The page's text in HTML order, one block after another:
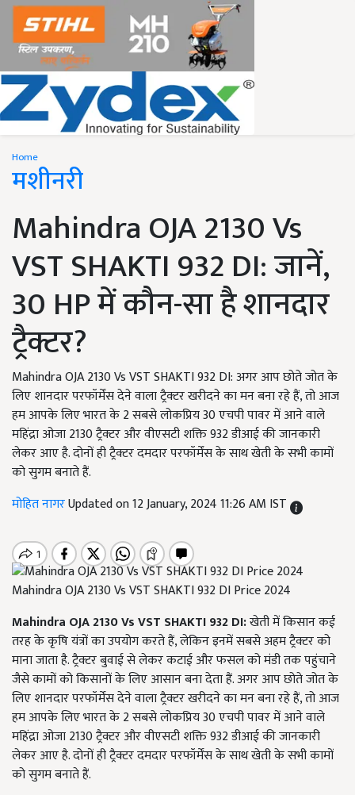
Home
मशीनरी
Mahindra OJA 2130 Vs
VST SHAKTI 932 DI: जानें,
30 HP में कौन-सा है शानदार
ट्रैक्टर?
Mahindra OJA 2130 Vs VST SHAKTI 932 DI: अगर आप छोते जोत के
लिए शानदार परफॉर्मेंस देने वाला ट्रैक्टर खरीदने का मन बना रहे हैं, तो आज
हम आपके लिए भारत के 2 सबसे लोकप्रिय 30 एचपी पावर में आने वाले
महिंद्रा ओजा 2130 ट्रैक्टर और वीएसटी शक्ति 932 डीआई की जानकारी
लेकर आए है. दोनों ही ट्रैक्टर दमदार परफॉर्मेंस के साथ खेती के सभी कामों
को सुगम बनाते हैं.
मोहित नागरUpdated on 12 January, 2024 11:26 AM IST
Mahindra OJA 2130 Vs VST SHAKTI 932 DI Price 2024
Mahindra OJA 2130 Vs VST SHAKTI 932 DI:खेती में किसान कई
तरह के कृषि यंत्रों का उपयोग करते हैं, लेकिन इनमें सबसे अहम ट्रैक्टर को
माना जाता है. ट्रैक्टर बुवाई से लेकर कटाई और फसल को मंडी तक पहुंचाने
जैसे कामों को किसानों के लिए आसान बना देता हैं. अगर आप छोते जोत के
लिए शानदार परफॉर्मेंस देने वाला ट्रैक्टर खरीदने का मन बना रहे हैं, तो आज
हम आपके लिए भारत के 2 सबसे लोकप्रिय 30 एचपी पावर में आने वाले
महिंद्रा ओजा 2130 ट्रैक्टर और वीएसटी शक्ति 932 डीआई की जानकारी
लेकर आए है. दोनों ही ट्रैक्टर दमदार परफॉर्मेंस के साथ खेती के सभी कामों
को सुगम बनाते हैं.